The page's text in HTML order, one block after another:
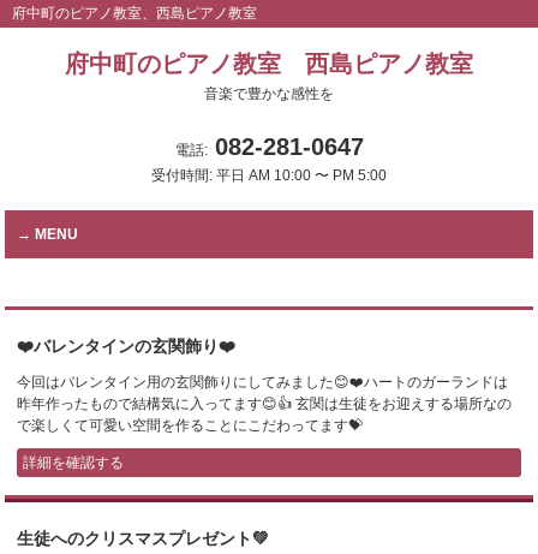
府中町のピアノ教室、西島ピアノ教室
府中町のピアノ教室 西島ピアノ教室
音楽で豊かな感性を
電話:082-281-0647
受付時間: 平日 AM 10:00 〜 PM 5:00
MENU
❤️バレンタインの玄関飾り❤️
今回はバレンタイン用の玄関飾りにしてみました😊❤️ハートのガーランドは
昨年作ったもので結構気に入ってます😊👍 玄関は生徒をお迎えする場所なの
で楽しくて可愛い空間を作ることにこだわってます💝
詳細を確認する
生徒へのクリスマスプレゼント💚